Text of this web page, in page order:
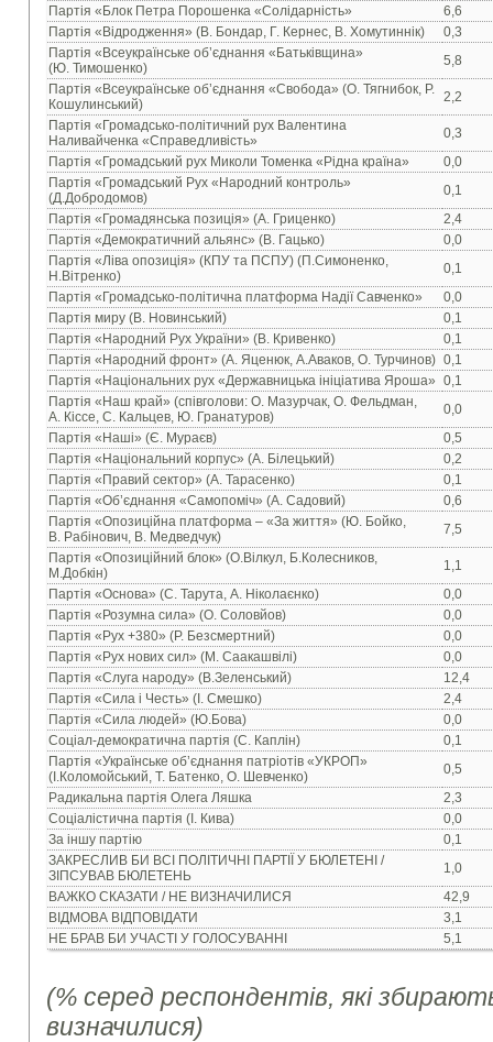
Партія «Блок Петра Порошенка «Солідарність»
6,6
Партія «Відродження» (В. Бондар, Г. Кернес, В. Хомутиннік)
0,3
Партія «Всеукраїнське об’єднання «Батьківщина»
(Ю. Тимошенко)
5,8
Партія «Всеукраїнське об’єднання «Свобода» (О. Тягнибок, Р.
Кошулинський)
2,2
Партія «Громадсько-політичний рух Валентина
Наливайченка «Справедливість»
0,3
Партія «Громадський рух Миколи Томенка «Рідна країна»
0,0
Партія «Громадський Рух «Народний контроль»
(Д.Добродомов)
0,1
Партія «Громадянська позиція» (А. Гриценко)
2,4
Партія «Демократичний альянс» (В. Гацько)
0,0
Партія «Ліва опозиція» (КПУ та ПСПУ) (П.Симоненко,
Н.Вітренко)
0,1
Партія «Громадсько-політична платформа Надії Савченко»
0,0
Партія миру (В. Новинський)
0,1
Партія «Народний Рух України» (В. Кривенко)
0,1
Партія «Народний фронт» (А. Яценюк, А.Аваков, О. Турчинов) 0,1
Партія «Національних рух «Державницька ініціатива Яроша»
0,1
Партія «Наш край» (співголови: О. Мазурчак, О. Фельдман,
А. Кіссе, С. Кальцев, Ю. Гранатуров)
0,0
Партія «Наші» (Є. Мураєв)
0,5
Партія «Національний корпус» (А. Білецький)
0,2
Партія «Правий сектор» (А. Тарасенко)
0,1
Партія «Об’єднання «Самопоміч» (А. Садовий)
0,6
Партія «Опозиційна платформа – «За життя» (Ю. Бойко,
В. Рабінович, В. Медведчук)
7,5
Партія «Опозиційний блок» (О.Вілкул, Б.Колесников,
М.Добкін)
1,1
Партія «Основа» (С. Тарута, А. Ніколаєнко)
0,0
Партія «Розумна сила» (О. Соловйов)
0,0
Партія «Рух +380» (Р. Безсмертний)
0,0
Партія «Рух нових сил» (М. Саакашвілі)
0,0
Партія «Слуга народу» (В.Зеленський)
12,4
Партія «Сила і Честь» (І. Смешко)
2,4
Партія «Сила людей» (Ю.Бова)
0,0
Соціал-демократична партія (С. Каплін)
0,1
Партія «Українське об’єднання патріотів «УКРОП»
(І.Коломойський, Т. Батенко, О. Шевченко)
0,5
Радикальна партія Олега Ляшка
2,3
Соціалістична партія (І. Кива)
0,0
За іншу партію
0,1
ЗАКРЕСЛИВ БИ ВСІ ПОЛІТИЧНІ ПАРТІЇ У БЮЛЕТЕНІ /
ЗІПСУВАВ БЮЛЕТЕНЬ
1,0
ВАЖКО СКАЗАТИ / НЕ ВИЗНАЧИЛИСЯ
42,9
ВІДМОВА ВІДПОВІДАТИ
3,1
НЕ БРАВ БИ УЧАСТІ У ГОЛОСУВАННІ
5,1
(% серед респондентів, які
визначилися)